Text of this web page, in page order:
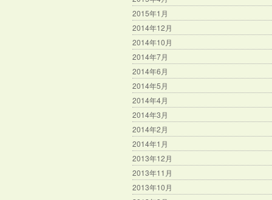
2015年1月
2014年12月
2014年10月
2014年7月
2014年6月
2014年5月
2014年4月
2014年3月
2014年2月
2014年1月
2013年12月
2013年11月
2013年10月